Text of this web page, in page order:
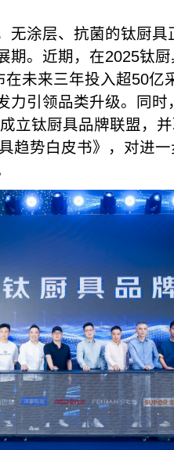
无涂层、抗菌的钛厨
期。近期，在2025钛
在未来三年投入超50亿
力引领品类升级。同
立钛厨具品牌联盟，
趋势白皮书》，对进